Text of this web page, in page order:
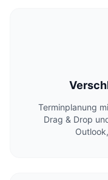
Terminplanung
Drag & Drop